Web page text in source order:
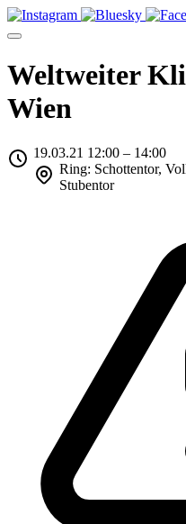
Weltweiter
Wien
19.03.21 12:00 – 14:00
Ring: Schottentor,
Stubentor